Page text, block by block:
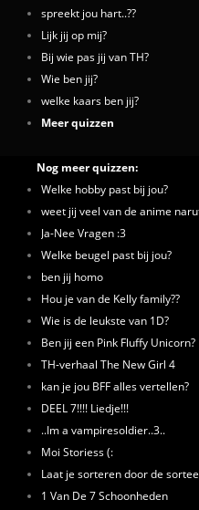
spreekt jou hart..??
Lijk jij op mij?
Bij wie pas jij van TH?
Wie ben jij?
welke kaars ben jij?
Meer quizzen
Nog meer quizzen:
Welke hobby past bij jou?
weet jij veel van de anime
Ja-Nee Vragen :3
Welke beugel past bij jou?
ben jij homo
Hou je van de Kelly family??
Wie is de leukste van 1D?
Ben jij een Pink Fluffy Unicorn?
TH-verhaal The New Girl 4
kan je jou BFF alles vertellen?
DEEL 7!!!! Liedje!!!
..Im a vampiresoldier..3..
Moi Storiess (:
Laat je sorteren door de
1 Van De 7 Schoonheden